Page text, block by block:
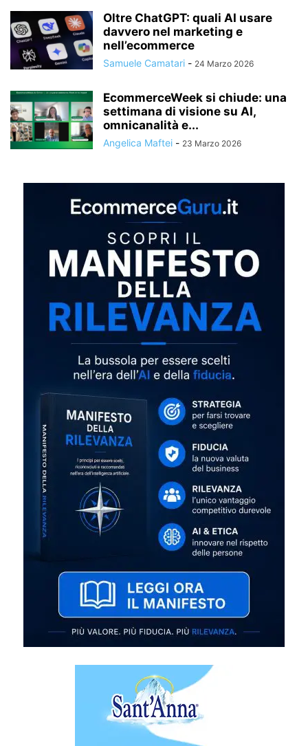
Oltre ChatGPT: quali AI usare
davvero nel marketing e
nell’ecommerce
Samuele Camatari - 24 Marzo 2026
EcommerceWeek si chiude: una
settimana di visione su AI,
omnicanalità e...
Angelica Maftei - 23 Marzo 2026